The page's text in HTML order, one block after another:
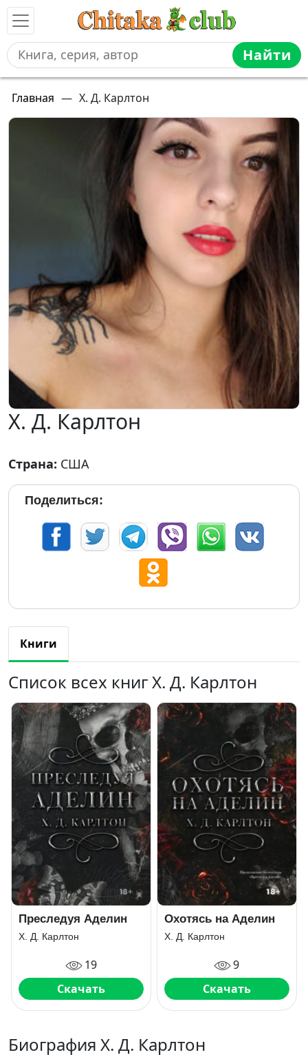
Найти
Главная — Х. Д. Карлтон
Х. Д. Карлтон
Страна: США
Поделиться:
Книги
Список всех книг Х. Д. Карлтон
Преследуя Аделин
Х. Д. Карлтон
19
Скачать
Охотясь на Аделин
Х. Д. Карлтон
9
Скачать
Биография Х. Д. Карлтон